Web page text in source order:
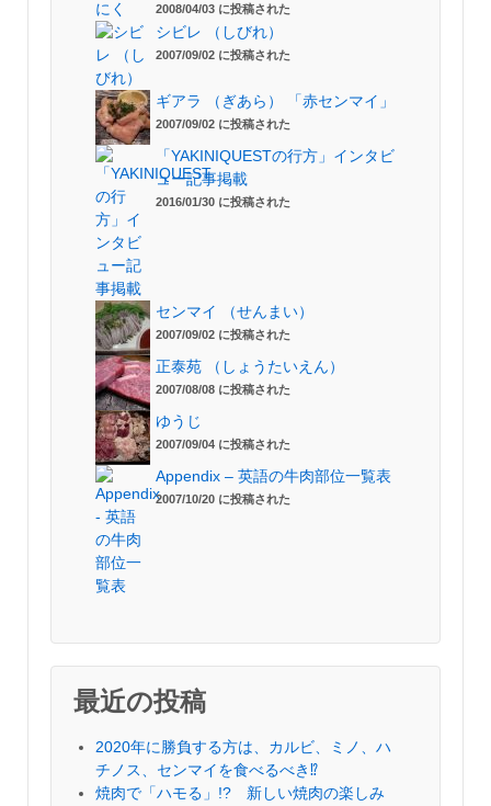
2008/04/03 に投稿された
シビレ （しびれ）
2007/09/02 に投稿された
ギアラ （ぎあら） 「赤センマイ」
2007/09/02 に投稿された
「YAKINIQUESTの行方」インタビ
ュー記事掲載
2016/01/30 に投稿された
センマイ （せんまい）
2007/09/02 に投稿された
正泰苑 （しょうたいえん）
2007/08/08 に投稿された
ゆうじ
2007/09/04 に投稿された
Appendix – 英語の牛肉部位一覧表
2007/10/20 に投稿された
最近の投稿
2020年に勝負する方は、カルビ、ミノ、ハ
チノス、センマイを食べるべき⁉︎
焼肉で「ハモる」!? 新しい焼肉の楽しみ